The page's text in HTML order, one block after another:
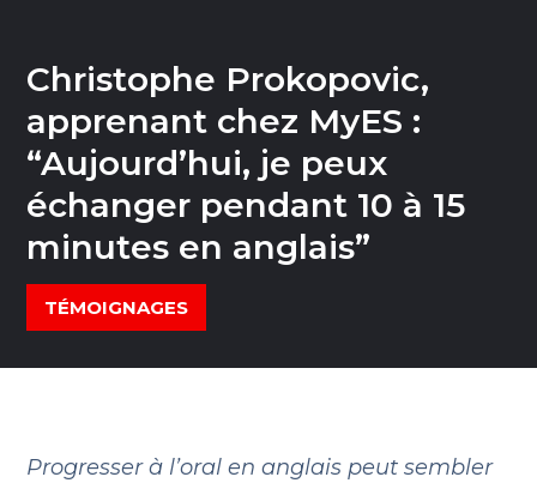
Christophe Prokopovic,
apprenant chez MyES :
“Aujourd’hui, je peux
échanger pendant 10 à 15
minutes en anglais”
TÉMOIGNAGES
Progresser à l’oral en anglais peut sembler